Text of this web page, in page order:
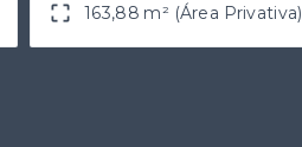
163,88 m² (Área Privativa)